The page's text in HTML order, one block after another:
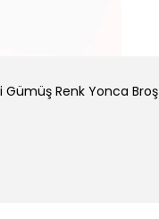
Gümüş Renk Yonca Broş